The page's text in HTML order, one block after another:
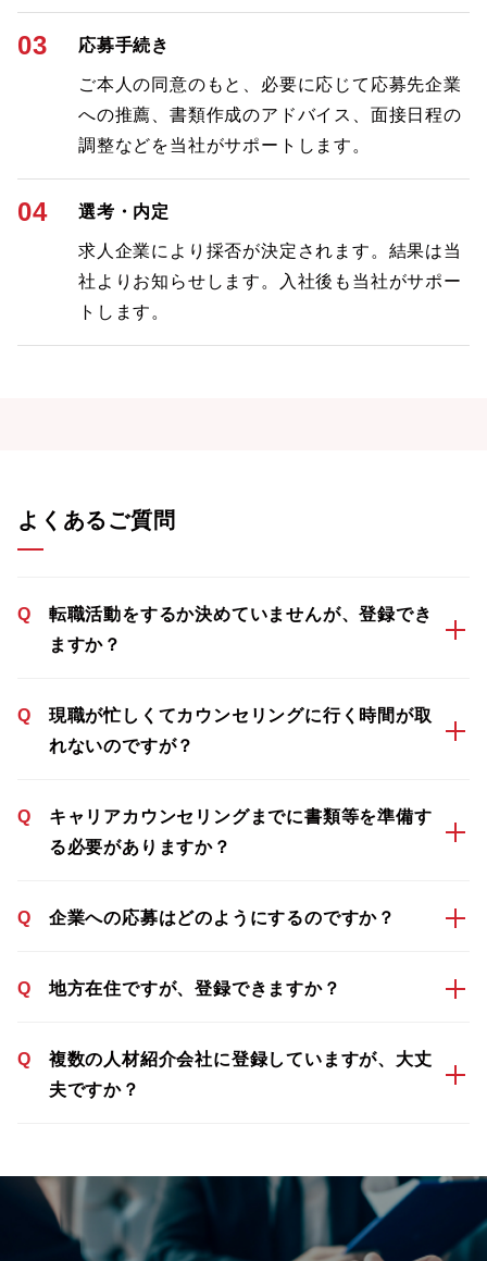
03 応募手続き
ご本人の同意のもと、必要に応じて応募先企業
への推薦、書類作成のアドバイス、面接日程の
調整などを当社がサポートします。
04 選考・内定
求人企業により採否が決定されます。結果は当
社よりお知らせします。入社後も当社がサポー
トします。
よくあるご質問
Q
転職活動をするか決めていませんが、登録でき
ますか？
Q
現職が忙しくてカウンセリングに行く時間が取
れないのですが？
Q
キャリアカウンセリングまでに書類等を準備す
る必要がありますか？
Q 企業への応募はどのようにするのですか？
Q 地方在住ですが、登録できますか？
Q
複数の人材紹介会社に登録していますが、大丈
夫ですか？